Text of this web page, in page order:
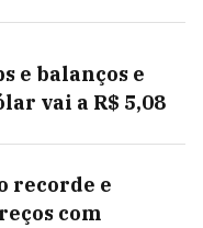
e balanços e
vai a R$ 5,08
recorde e
com